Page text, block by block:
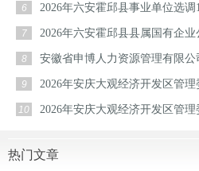
6 2026年六安霍邱县事业单位选调
7 2026年六安霍邱县县属国有企
8 安徽省申博人力资源管理有限公
9 2026年安庆大观经济开发区管
10 2026年安庆大观经济开发区管
热门文章